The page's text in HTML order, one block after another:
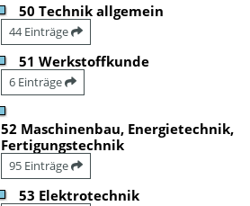
50 Technik allgemein
44 Einträge
51 Werkstoffkunde
6 Einträge
52 Maschinenbau, Energietechnik,
Fertigungstechnik
95 Einträge
53 Elektrotechnik